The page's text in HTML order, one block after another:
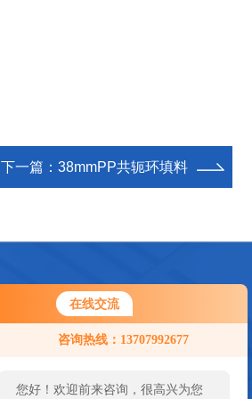
在线交流
咨询热线：13707992677
您好！欢迎前来咨询，很高兴为您
下一篇： 38mmPP共轭环填料